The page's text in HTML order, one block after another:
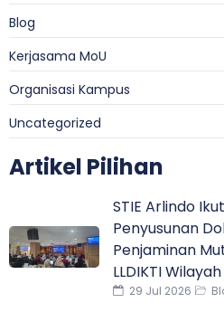
Blog
Kerjasama MoU
Organisasi Kampus
Uncategorized
Artikel Pilihan
STIE Arlindo
Penyusunan
Penjaminan
LLDIKTI
29 Jul 2026